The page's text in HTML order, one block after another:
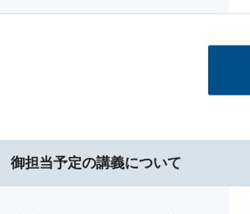
御担当予定の講義について